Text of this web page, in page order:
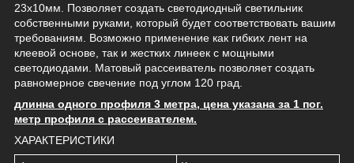
23x10мм. Позволяет создать светодиодный светильник
собственными руками, который будет соответствовать вашим
требованиям. Возможно применение как гибких лент на
клеевой основе, так и жестких линеек с мощными
светодиодами. Матовый рассеиватель позволяет создать
равномерное свечение под углом 120 град.
длинна одного профиля 3 метра, цена указана за 1 пог.
метр профиля с рассеивателем.
ХАРАКТЕРИСТИКИ